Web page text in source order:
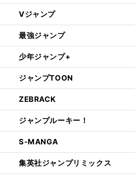
Vジャンプ
最強ジャンプ
少年ジャンプ+
ジャンプTOON
ZEBRACK
ジャンプルーキー！
S-MANGA
集英社ジャンプリミックス